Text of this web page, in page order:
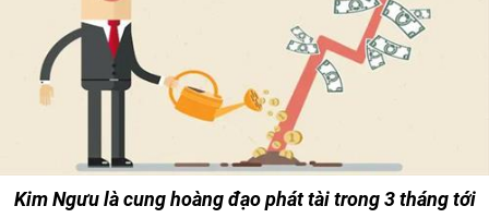
Kim Ngưu là cung hoàng đạo phát tài trong 3 tháng tới